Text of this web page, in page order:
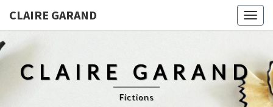
CLAIRE GARAND
CLAIRE GARAND
Fictions